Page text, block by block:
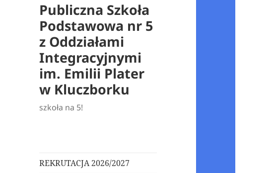
Publiczna Szkoła
Podstawowa nr 5
z Oddziałami
Integracyjnymi
im. Emilii Plater
w Kluczborku
szkoła na 5!
REKRUTACJA 2026/2027